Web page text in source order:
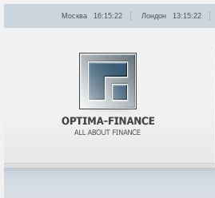
Москва 16:15:22 Лондон 13:15:22